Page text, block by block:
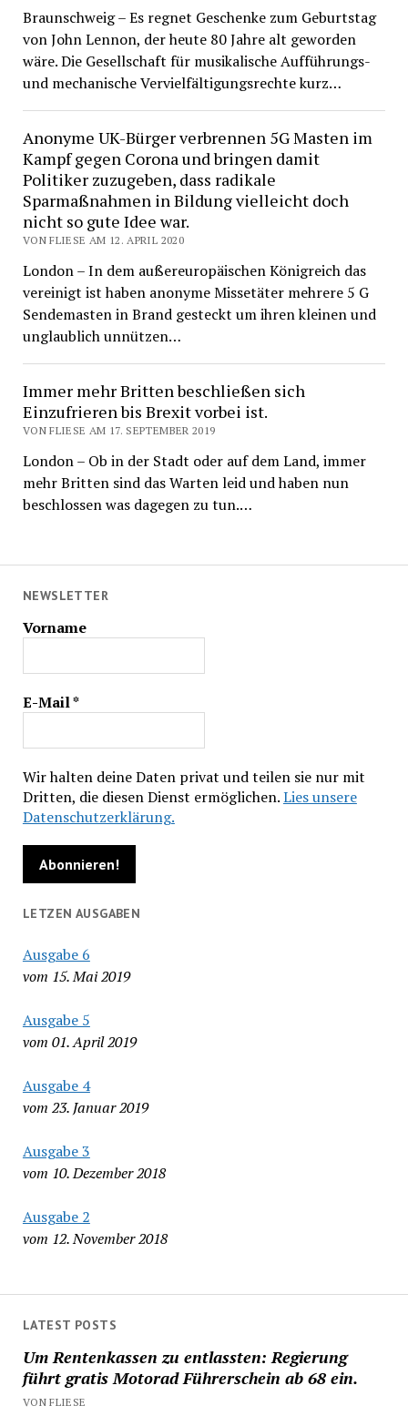
NEWSLETTER
Vorname
E-Mail*
Wir halten deine Daten privat und teilen sie nur mit
Dritten, die diesen Dienst ermöglichen.Lies unsere
Datenschutzerklärung.
LETZEN AUSGABEN
Ausgabe 6
vom 15. Mai 2019
Ausgabe 5
vom 01. April 2019
Ausgabe 4
vom 23. Januar 2019
Ausgabe 3
vom 10. Dezember 2018
Ausgabe 2
vom 12. November 2018
Braunschweig – Es regnet Geschenke zum Geburtstag
von John Lennon, der heute 80 Jahre alt geworden
wäre. Die Gesellschaft für musikalische Aufführungs-
und mechanische Vervielfältigungsrechte kurz…
Anonyme UK-Bürger verbrennen 5G Masten im
Kampf gegen Corona und bringen damit
Politiker zuzugeben, dass radikale
Sparmaßnahmen in Bildung vielleicht doch
nicht so gute Idee war.
VON FLIESE AM 12. APRIL 2020
London – In dem außereuropäischen Königreich das
vereinigt ist haben anonyme Missetäter mehrere 5 G
Sendemasten in Brand gesteckt um ihren kleinen und
unglaublich unnützen…
Immer mehr Britten beschließen sich
Einzufrieren bis Brexit vorbei ist.
VON FLIESE AM 17. SEPTEMBER 2019
London – Ob in der Stadt oder auf dem Land, immer
mehr Britten sind das Warten leid und haben nun
beschlossen was dagegen zu tun.…
LATEST POSTS
Um Rentenkassen zu entlassten: Regierung
führt gratis Motorad Führerschein ab 68 ein.
VON FLIESE